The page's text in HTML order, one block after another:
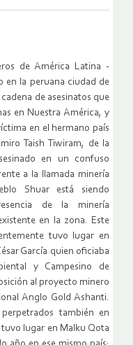
de América Latina -
en la peruana ciudad de
de asesinatos que
en Nuestra América, y
en el hermano país
Taish Tiwiram, de la
en un confuso
a la llamada minería
Shuar está siendo
de la minería
en la zona. Este
tuvo lugar en
García quien oficiaba
y Campesino de
al proyecto minero
Anglo Gold Ashanti.
también en
lugar en Malku Qota